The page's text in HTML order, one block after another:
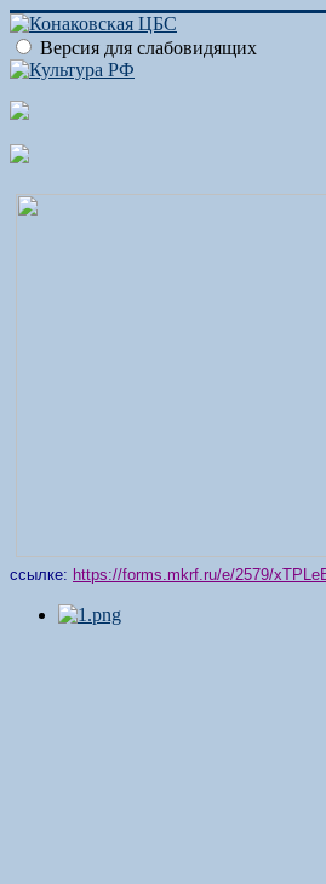
Версия для слабовидящих
ссылке: https://forms.mkrf.ru/e/2579/